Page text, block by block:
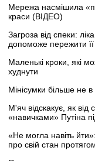
Мережа насмішила
краси (ВІДЕО)
Загроза від спеки:
допоможе пережити її
Маленькі кроки, які
худнути
Мінісумки більше не
М'яч відскакує, як
«навичками» Путіна
«Не могла навіть
про свій стан